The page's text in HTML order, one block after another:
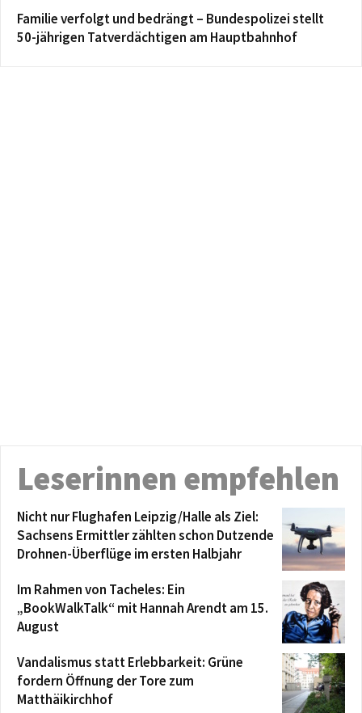
Familie verfolgt und bedrängt – Bundespolizei stellt
50-jährigen Tatverdächtigen am Hauptbahnhof
Leserinnen empfehlen
Nicht nur Flughafen Leipzig/Halle als Ziel:
Sachsens Ermittler zählten schon Dutzende
Drohnen-Überflüge im ersten Halbjahr
Im Rahmen von Tacheles: Ein
„BookWalkTalk“ mit Hannah Arendt am 15.
August
Vandalismus statt Erlebbarkeit: Grüne
fordern Öffnung der Tore zum
Matthäikirchhof